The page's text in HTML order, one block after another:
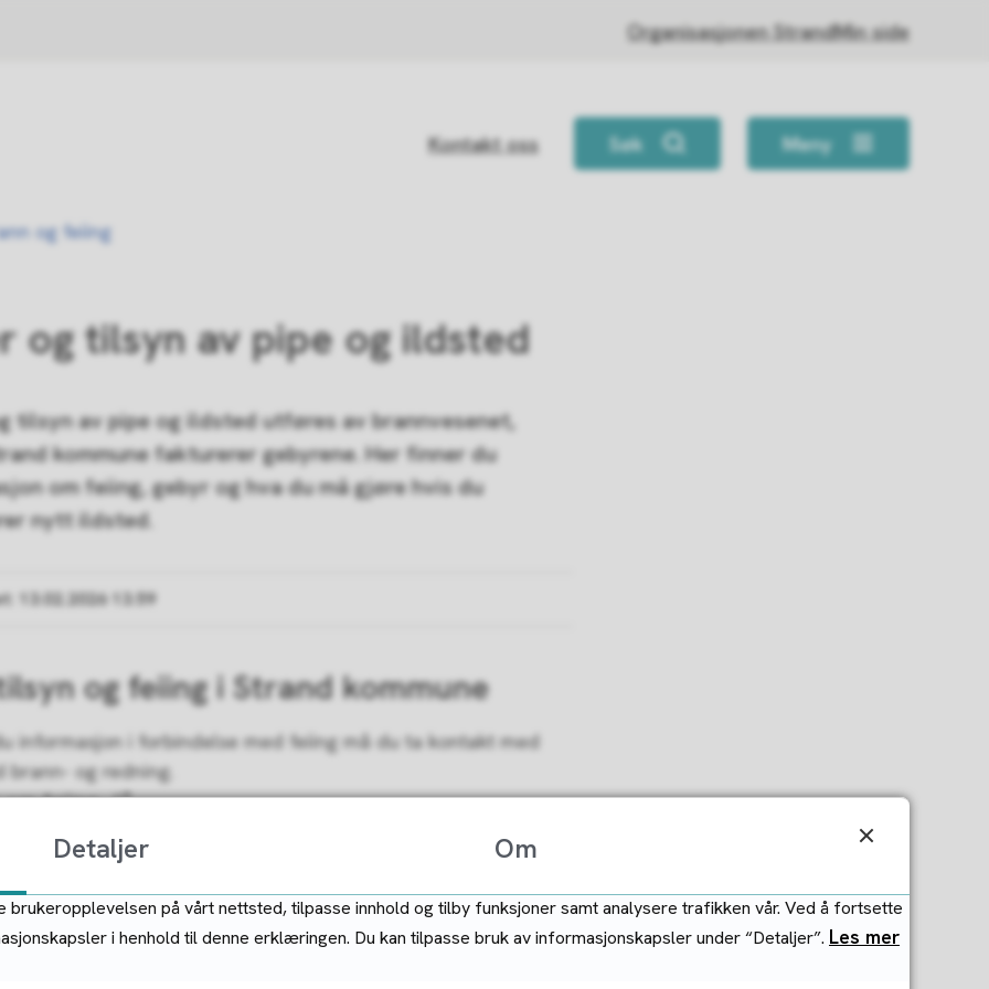
Organisasjonen StrandMin side
Kontakt oss Søk Meny
og feiing
og tilsyn av pipe og ildsted
tilsyn av pipe og ildsted utføres av brannvesenet,
kommune fakturerer gebyrene. Her finner du
om feiing, gebyr og hva du må gjøre hvis du
nytt ildsted.
13.02.2026 13.59
og feiing i Strand kommune
informasjon i forbindelse med feiing må du ta kontakt med
brann- og redning.
om feiing
for feiing
kommune som fakturerer gebyrene for feiing. Ta kontakt
du finner feil på gebyrene.
Detaljer Om
på vårt nettsted, tilpasse innhold og tilby funksjoner samt analysere trafikken vår. Ved å fortsette
i henhold til denne erklæringen. Du kan tilpasse bruk av informasjonskapsler under “Detaljer”. Les mer